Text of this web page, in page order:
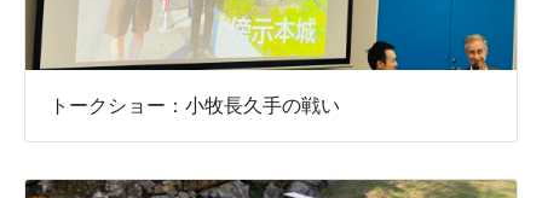
トークショー：小牧長久手の戦い